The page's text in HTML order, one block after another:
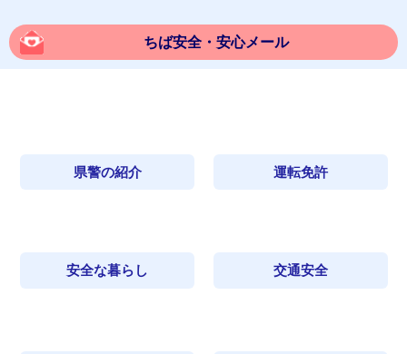
ちば安全・安心メール
県警の紹介 運転免許
安全な暮らし 交通安全